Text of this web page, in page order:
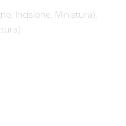
Incisione, Miniatura),